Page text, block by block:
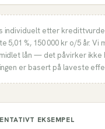
individuelt etter
5,01 %, 150 000 kr o/5år. Vi
lån — det påvirker ikke
er basert på laveste
EKSEMPEL